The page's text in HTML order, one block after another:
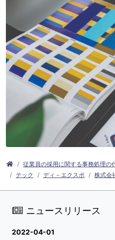
従業員の採用に関する事務処理の
テック
ディ－エクスポ 株式会
ニュースリリース
2022-04-01